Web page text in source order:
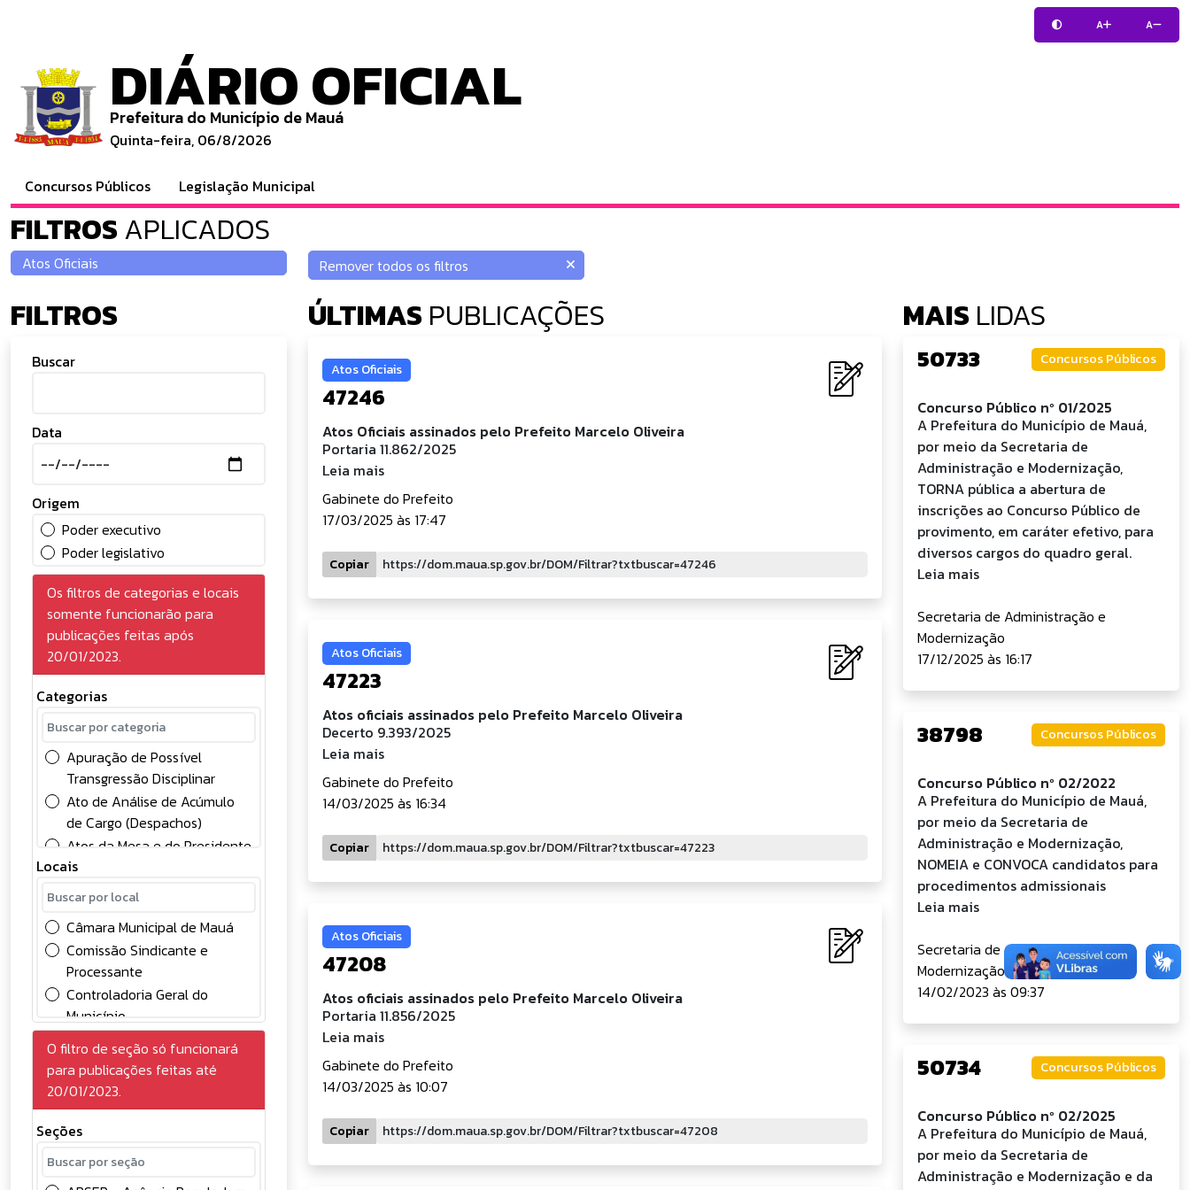
A A
DIÁRIO OFICIAL
Prefeitura do Município de Mauá
Quinta-feira, 06/8/2026
Concursos Públicos Legislação Municipal
FILTROSAPLICADOS
FILTROS
Buscar
Data
Origem
Poder executivo
Poder legislativo
Os filtros de categorias e locais
somente funcionarão para
publicações feitas após
20/01/2023.
Categorias
Apuração de Possível
Transgressão Disciplinar
Ato de Análise de Acúmulo
de Cargo (Despachos)
Atos da Mesa e do Presidente
Atos Oficiais
Chamamento Público
Concessão
Concursos Públicos
Conselhos
Contabilidade
Contratos
Convocação
Credenciamento de
Eventuais
Diversos
Edital
Locais
Câmara Municipal de Mauá
Comissão Sindicante e
Processante
Controladoria Geral do
Município
Divisão de Controle Contábil
Gabinete do Prefeito
Gerência de Gestão e
Desenvolvimento em
Recursos Humanos
Prefeitura do Município de
O filtro de seção só funcionará
para publicações feitas até
20/01/2023.
Seções
ÚLTIMASPUBLICAÇÕES
Atos Oficiais
47246
Atos Oficiais assinados pelo Prefeito Marcelo Oliveira
Portaria 11.862/2025
Leia mais
Gabinete do Prefeito
17/03/2025 às 17:47
Copiar
Atos Oficiais
47223
Atos oficiais assinados pelo Prefeito Marcelo Oliveira
Decerto 9.393/2025
Leia mais
Gabinete do Prefeito
14/03/2025 às 16:34
Copiar
Atos Oficiais
47208
Atos oficiais assinados pelo Prefeito Marcelo Oliveira
Portaria 11.856/2025
Leia mais
Gabinete do Prefeito
14/03/2025 às 10:07
Copiar
MAISLIDAS
50733 Concursos Públicos
Concurso Público nº 01/2025
A Prefeitura do Município de Mauá,
por meio da Secretaria de
Administração e Modernização,
TORNA pública a abertura de
inscrições ao Concurso Público de
provimento, em caráter efetivo, para
diversos cargos do quadro geral.
Leia mais
Secretaria de Administração e
Modernização
17/12/2025 às 16:17
38798 Concursos Públicos
Concurso Público nº 02/2022
A Prefeitura do Município de Mauá,
por meio da Secretaria de
Administração e Modernização,
NOMEIA e CONVOCA candidatos para
procedimentos admissionais
Leia mais
Secretaria de Administração e
Modernização
14/02/2023 às 09:37
50734 Concursos Públicos
Concurso Público nº 02/2025
A Prefeitura do Município de Mauá,
por meio da Secretaria de
Administração e Modernização e da